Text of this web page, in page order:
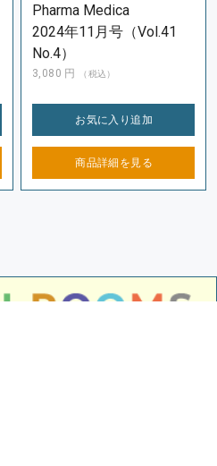
Pharma Medica
2024年11月号（Vol.41
No.4）
3,080 円 （税込）
お気に入り追加
商品詳細を 見る